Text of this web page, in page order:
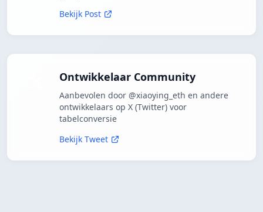
Bekijk Post
Ontwikkelaar Community
Aanbevolen door @xiaoying_eth en andere
ontwikkelaars op X (Twitter) voor
tabelconversie
Bekijk Tweet